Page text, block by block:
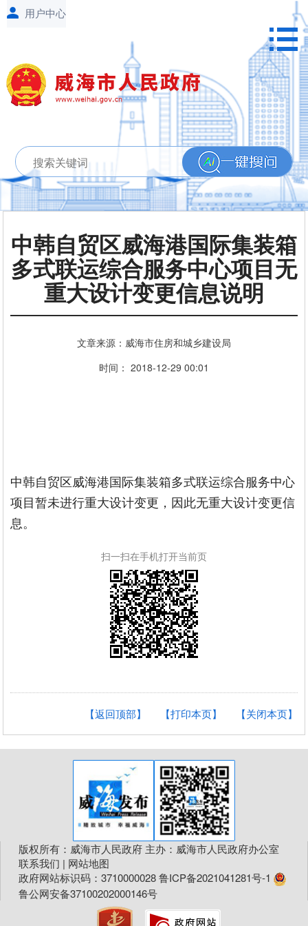
中韩自贸区威海港国际集装箱
多式联运综合服务中心项目无
重大设计变更信息说明
文章来源：威海市住房和城乡建设局
时间： 2018-12-29 00:01
中韩自贸区威海港国际集装箱多式联运综合服务中心
项目暂未进行重大设计变更，因此无重大设计变更信
息。
扫一扫在手机打开当前页
【关闭本页】
【打印本页】
【返回顶部】
版权所有：威海市人民政府 主办：威海市人民政府办公室
联系我们 | 网站地图
政府网站标识码：3710000028鲁ICP备2021041281号-1
鲁公网安备37100202000146号